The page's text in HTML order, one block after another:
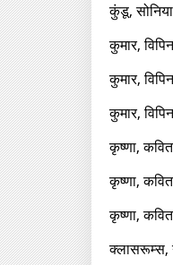
कुंडू, सोनिया
कुमार, विपिन
कुमार, विपिन
कुमार, विपिन
कृष्णा,
कृष्णा,
कृष्णा,
क्लासरूम्‍स,